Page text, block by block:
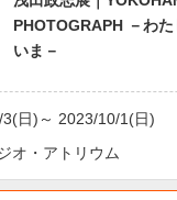
PHOTOGRAPH －わ
いま－
(日)～ 2023/10/1(日)
オ・アトリウム